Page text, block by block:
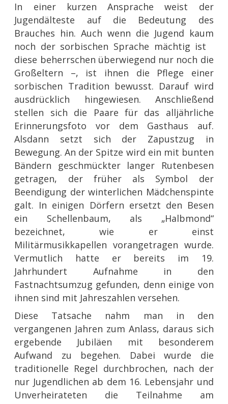
In einer kurzen Ansprache weist der
Jugendälteste auf die Bedeutung des
Brauches hin. Auch wenn die Jugend kaum
noch der sorbischen Sprache mächtig ist
diese beherrschen überwiegend nur noch die
Großeltern –, ist ihnen die Pflege einer
sorbischen Tradition bewusst. Darauf wird
ausdrücklich hingewiesen. Anschließend
stellen sich die Paare für das alljährliche
Erinnerungsfoto vor dem Gasthaus auf.
Alsdann setzt sich der Zapustzug in
Bewegung. An der Spitze wird ein mit bunten
Bändern geschmückter langer Rutenbesen
getragen, der früher als Symbol der
Beendigung der winterlichen Mädchenspinte
galt. In einigen Dörfern ersetzt den Besen
ein Schellenbaum, als „Halbmond“
bezeichnet, wie er einst
Militärmusikkapellen vorangetragen wurde.
Vermutlich hatte er bereits im 19.
Jahrhundert Aufnahme in den
Fastnachtsumzug gefunden, denn einige von
ihnen sind mit Jahreszahlen versehen.
Diese Tatsache nahm man in den
vergangenen Jahren zum Anlass, daraus sich
ergebende Jubiläen mit besonderem
Aufwand zu begehen. Dabei wurde die
traditionelle Regel durchbrochen, nach der
nur Jugendlichen ab dem 16. Lebensjahr und
Unverheirateten die Teilnahme am